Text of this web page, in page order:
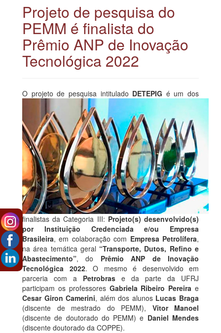
Projeto de pesquisa do
PEMM é finalista do
Prêmio ANP de Inovação
Tecnológica 2022
O projeto de pesquisa intitulado DETEPIG é um dos
finalistas da Categoria III: Projeto(s) desenvolvido(s)
por Instituição Credenciada e/ou Empresa
Brasileira, em colaboração com Empresa Petrolífera,
na área temática geral “Transporte, Dutos, Refino e
Abastecimento”, do Prêmio ANP de Inovação
Tecnológica 2022. O mesmo é desenvolvido em
parceria com a Petrobras e da parte da UFRJ
participam os professores Gabriela Ribeiro Pereira e
Cesar Giron Camerini, além dos alunos Lucas Braga
(discente de mestrado do PEMM), Vitor Manoel
(discente de doutorado do PEMM) e Daniel Mendes
(discente doutorado da COPPE).